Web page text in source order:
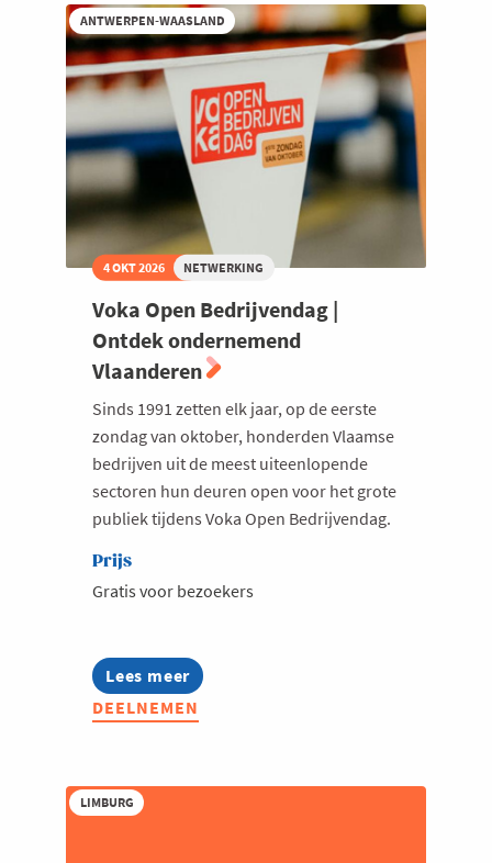
ANTWERPEN-WAASLAND
4 OKT 2026 NETWERKING
Voka Open Bedrijvendag |
Ontdek ondernemend
Vlaanderen
Sinds 1991 zetten elk jaar, op de eerste
zondag van oktober, honderden Vlaamse
bedrijven uit de meest uiteenlopende
sectoren hun deuren open voor het grote
publiek tijdens Voka Open Bedrijvendag.
Prijs
Gratis voor bezoekers
Lees meer
about
Voka
Open
ondernemend
Vlaanderen
DEELNEMEN
LIMBURG